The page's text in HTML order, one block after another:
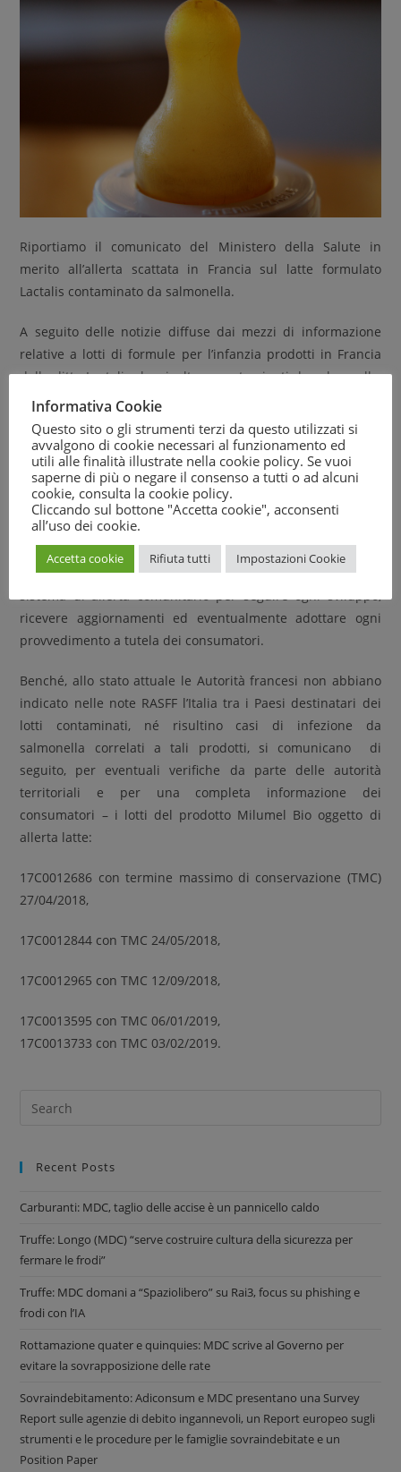
Riportiamo il comunicato del Ministero della Salute in
merito all’allerta scattata in Francia sul latte formulato
Lactalis contaminato da salmonella.
A seguito delle notizie diffuse dai mezzi di informazione
relative a lotti di formule per l’infanzia prodotti in Francia
dalla ditta Lactalis che risultano contaminati da salmonelle,
si informa che – alla data odierna – le Autorità francesi non
hanno comunicato, tramite il sistema di allerta comunitario
(RASFF), l’esistenza di lotti spediti verso il nostro Paese.
Il Ministero della Salute, a titolo precauzionale, ha
comunque già avviato interlocuzioni con la Commissione
europea e direttamente con le Autorità francesi, per
sollecitare ulteriori informazioni su Paesi e lotti interessati
e resta in continuo contatto con entrambe attraverso il
sistema di allerta comunitario per seguire ogni sviluppo,
ricevere aggiornamenti ed eventualmente adottare ogni
provvedimento a tutela dei consumatori.
Benché, allo stato attuale le Autorità francesi non abbiano
indicato nelle note RASFF l’Italia tra i Paesi destinatari dei
lotti contaminati, né risultino casi di infezione da
salmonella correlati a tali prodotti, si comunicano di
seguito, per eventuali verifiche da parte delle autorità
territoriali e per una completa informazione dei
consumatori – i lotti del prodotto Milumel Bio oggetto di
allerta latte:
17C0012686 con termine massimo di conservazione (TMC)
27/04/2018,
17C0012844 con TMC 24/05/2018,
17C0012965 con TMC 12/09/2018,
17C0013595 con TMC 06/01/2019,
17C0013733 con TMC 03/02/2019.
Recent Posts
Carburanti: MDC, taglio delle accise è un pannicello caldo
Truffe: Longo (MDC) “serve costruire cultura della sicurezza per
fermare le frodi”
Truffe: MDC domani a “Spaziolibero” su Rai3, focus su phishing e
frodi con l’IA
Rottamazione quater e quinquies: MDC scrive al Governo per
evitare la sovrapposizione delle rate
Sovraindebitamento: Adiconsum e MDC presentano una Survey
Report sulle agenzie di debito ingannevoli, un Report europeo sugli
strumenti e le procedure per le famiglie sovraindebitate e un
Position Paper
Informativa Cookie
Questo sito o gli strumenti terzi da questo utilizzati si
avvalgono di cookie necessari al funzionamento ed
utili alle finalità illustrate nella cookie policy. Se vuoi
saperne di più o negare il consenso a tutti o ad alcuni
cookie, consulta la cookie policy.
Cliccando sul bottone "Accetta cookie", acconsenti
all’uso dei cookie.
Accetta cookie Rifiuta tutti Impostazioni Cookie